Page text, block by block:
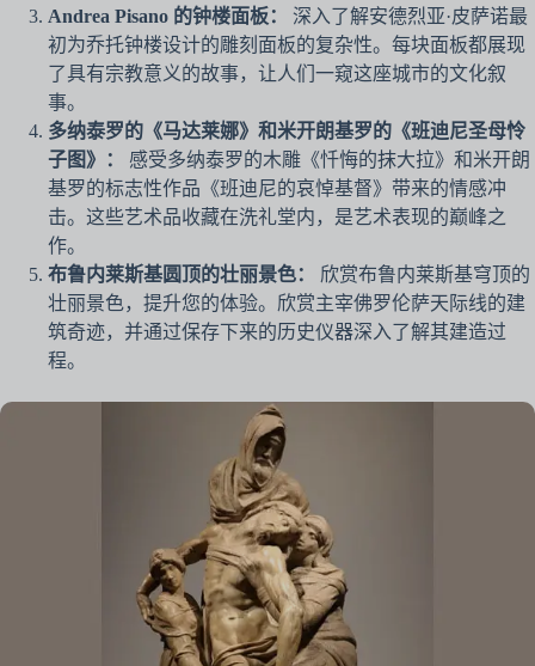
Andrea Pisano 的钟楼面板：
深入了解安德烈亚·皮萨诺最
初为乔托钟楼设计的雕刻面板的复杂性。每块面板都展现
了具有宗教意义的故事，让人们一窥这座城市的文化叙
事。
多纳泰罗的《马达莱娜》和米开朗基罗的《班迪尼圣母怜
子图》：
感受多纳泰罗的木雕《忏悔的抹大拉》和米开朗
基罗的标志性作品《班迪尼的哀悼基督》带来的情感冲
击。这些艺术品收藏在洗礼堂内，是艺术表现的巅峰之
作。
布鲁内莱斯基圆顶的壮丽景色：
欣赏布鲁内莱斯基穹顶的
壮丽景色，提升您的体验。欣赏主宰佛罗伦萨天际线的建
筑奇迹，并通过保存下来的历史仪器深入了解其建造过
程。